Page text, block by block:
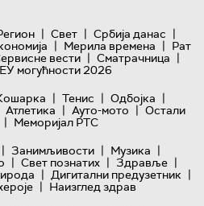
| Свет | Србија данас |
| Мерила времена | Рат
вести | Сматрачница |
ЕУ могућности 2026
| Тенис | Одбојка |
Атлетика | Ауто-мото | Остали
| Меморијал РТС
| Занимљивости | Музика |
| Свет познатих | Здравље |
| Дигитални предузетник |
| Наизглед здрав